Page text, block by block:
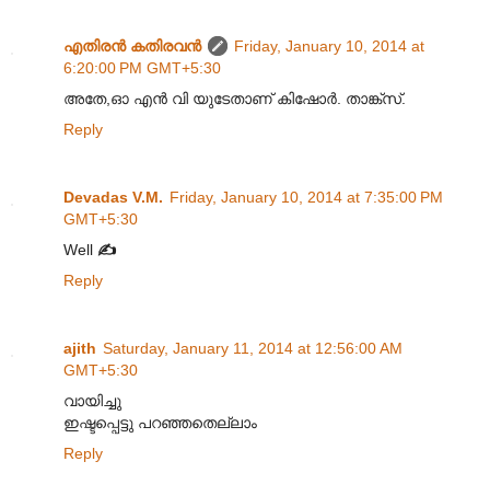
എതിരന്‍ കതിരവന്‍
Friday, January 10, 2014 at
6:20:00 PM GMT+5:30
അതേ,ഓ എൻ വി യുടേതാണ് കിഷോർ. താങ്ക്സ്.
Reply
Devadas V.M. Friday, January 10, 2014 at 7:35:00 PM
GMT+5:30
Well ✍
Reply
ajith Saturday, January 11, 2014 at 12:56:00 AM
GMT+5:30
വായിച്ചു
ഇഷ്ടപ്പെട്ടു പറഞ്ഞതെല്ലാം
Reply